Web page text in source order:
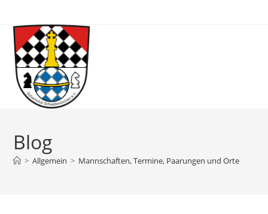
Blog
> Allgemein > Mannschaften, Termine, Paarungen und Orte